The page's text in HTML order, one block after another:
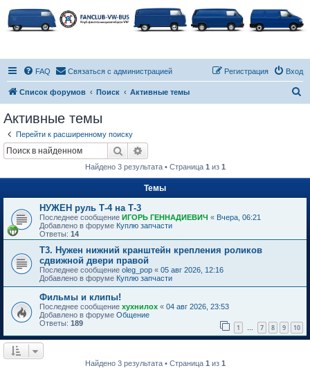
FAQ Связаться с администрацией Вход
Регистрация
Список форумов Поиск Активные темы
Активные темы
Перейти к расширенному поиску
Поиск
Найдено 3 результата • Страница 1 из 1
Темы
НУЖЕН руль Т-4 на Т-3
Последнее сообщение ИГОРЬ ГЕННАДИЕВИЧ « Вчера, 06:21
Добавлено в форуме Куплю запчасти
Ответы: 14
Т3. Нужен нижний кранштейн крепления роликов
сдвижной двери правой
Последнее сообщение oleg_pop « 05 авг 2026, 12:16
Добавлено в форуме Куплю запчасти
Фильмы и клипы!
Последнее сообщение хухнилох « 04 авг 2026, 23:53
Добавлено в форуме Общение
Ответы: 189 1 … 7 8 9 10
Найдено 3 результата • Страница 1 из 1